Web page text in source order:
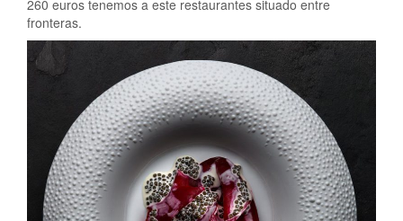
260 euros tenemos a este restaurantes situado entre
fronteras.